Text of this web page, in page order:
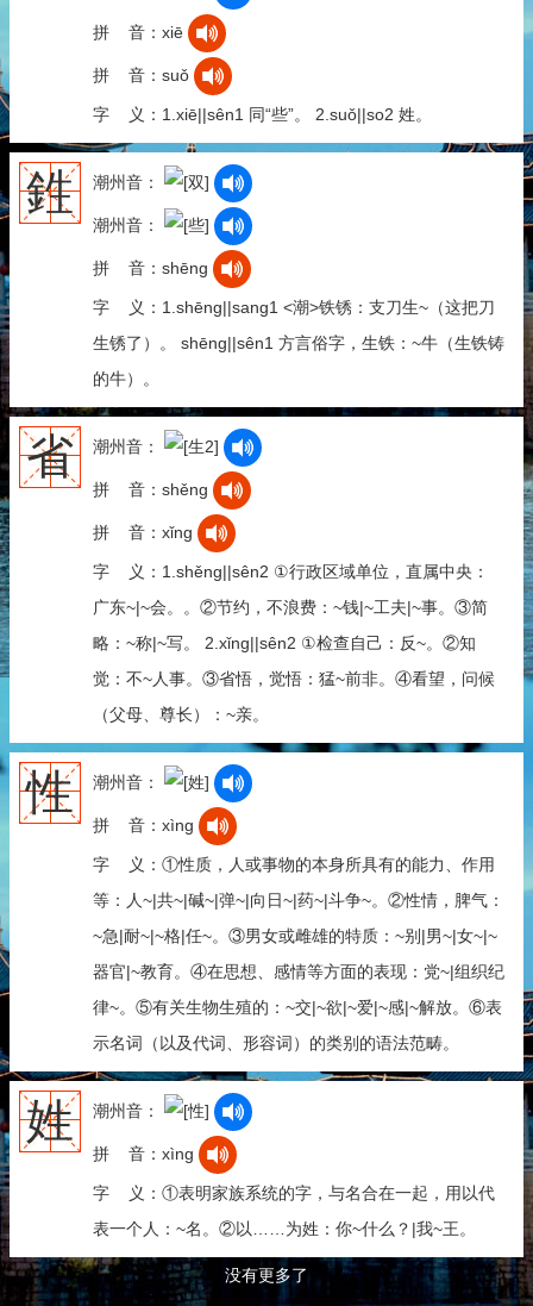
拼 音：xiē
拼 音：suǒ
字 义：1.xiē||sên1 同“些”。 2.suǒ||so2 姓。
鉎 潮州音：
潮州音：
拼 音：shēng
字 义：1.shēng||sang1 <潮>铁锈：支刀生~（这把刀
生锈了）。 shēng||sên1 方言俗字，生铁：~牛（生铁铸
的牛）。
省 潮州音：
拼 音：shěng
拼 音：xǐng
字 义：1.shěng||sên2 ①行政区域单位，直属中央：
广东~|~会。。②节约，不浪费：~钱|~工夫|~事。③简
略：~称|~写。 2.xǐng||sên2 ①检查自己：反~。②知
觉：不~人事。③省悟，觉悟：猛~前非。④看望，问候
（父母、尊长）：~亲。
性 潮州音：
拼 音：xìng
字 义：①性质，人或事物的本身所具有的能力、作用
等：人~|共~|碱~|弹~|向日~|药~|斗争~。②性情，脾气：
~急|耐~|~格|任~。③男女或雌雄的特质：~别|男~|女~|~
器官|~教育。④在思想、感情等方面的表现：党~|组织纪
律~。⑤有关生物生殖的：~交|~欲|~爱|~感|~解放。⑥表
示名词（以及代词、形容词）的类别的语法范畴。
姓 潮州音：
拼 音：xìng
字 义：①表明家族系统的字，与名合在一起，用以代
表一个人：~名。②以……为姓：你~什么？|我~王。
没有更多了